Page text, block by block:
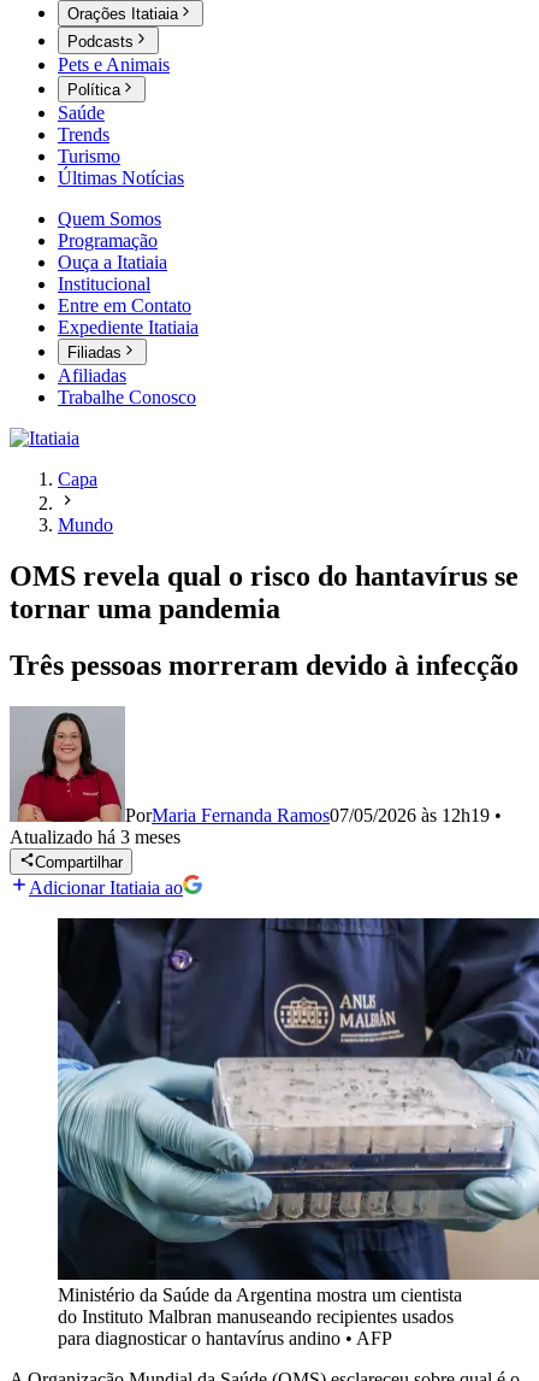
Orações Itatiaia
Podcasts
Pets e Animais
Política
Saúde
Trends
Turismo
Últimas Notícias
Quem Somos
Programação
Ouça a Itatiaia
Institucional
Entre em Contato
Expediente Itatiaia
Filiadas
Afiliadas
Trabalhe Conosco
Capa
Mundo
OMS revela qual o risco do hantavírus se
tornar uma pandemia
Três pessoas morreram devido à infecção
PorMaria Fernanda Ramos07/05/2026 às 12h19 •
Atualizado há 3 meses
Compartilhar
Adicionar Itatiaia ao
Ministério da Saúde da Argentina mostra um cientista
do Instituto Malbran manuseando recipientes usados ​​
para diagnosticar o hantavírus andino • AFP